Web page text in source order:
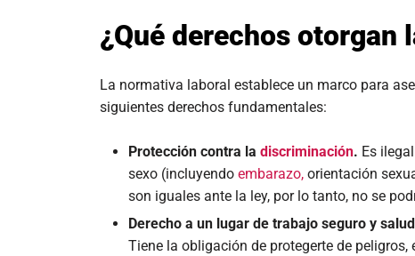
¿Qué derechos otorgan
La normativa laboral establece un marco para
siguientes derechos fundamentales:
Protección contra la discriminación. Es
sexo (incluyendo embarazo, orientación
son iguales ante la ley, por lo tanto, no se
Derecho a un lugar de trabajo seguro y
Tiene la obligación de protegerte de